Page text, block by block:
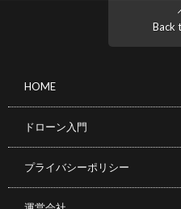
Back
HOME
ドローン入門
プライバシーポリシー